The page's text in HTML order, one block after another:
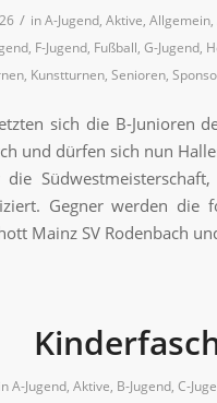
/ inA-Jugend, Aktive, Allgemein,
, F-Jugend, Fußball, G-Jugend,
, Kunstturnen, Senioren,
sich die B-Junioren
und dürfen sich nun
die
Gegner werden die
Mainz SV Rodenbach
inA-Jugend, Aktive, B-Jugend, C-